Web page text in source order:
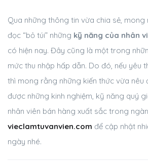
Qua những thông tin vừa chia sẻ,
đọc “bỏ túi” những kỹ năng của nhân
có hiện nay. Đây cũng là một trong
mức thu nhập hấp dẫn. Do đó, nếu yêu
thì mong rằng những kiến thức vừa nêu
được những kinh nghiệm, kỹ năng quý
nhân viên bán hàng xuất sắc trong
vieclamtuvanvien.com để cập nhật
ngày nhé.